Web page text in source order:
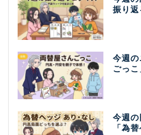
振り返
今週の
ごっ
今週の
「為